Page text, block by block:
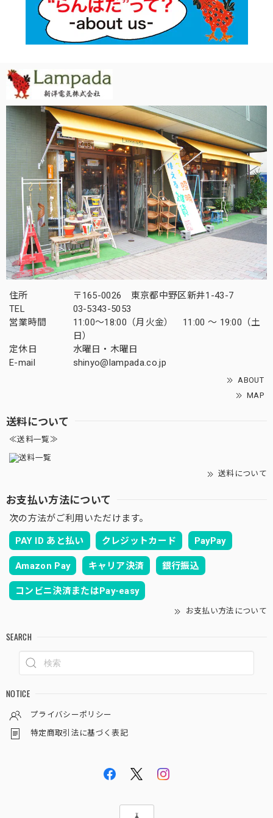
住所
〒165-0026 東京都中野区新井1-43-7
TEL
03-5343-5053
営業時間
11:00～18:00（月火金） 11:00 ～ 19:00（土
日）
定休日
水曜日・木曜日
E-mail
shinyo@lampada.co.jp
ABOUT
MAP
送料について
≪送料一覧≫
送料について
お支払い方法について
次の方法がご利用いただけます。
PAY ID あと払い クレジットカード PayPay
Amazon Pay キャリア決済 銀行振込
コンビニ決済またはPay-easy
お支払い方法について
SEARCH
NOTICE
プライバシーポリシー
特定商取引法に基づく表記